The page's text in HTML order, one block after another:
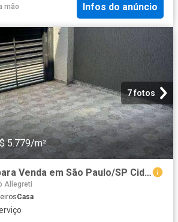
mão Infos do anúncio
7 fotos
5.779/m²
Casa / Sobrado para Venda em São Paulo/SP Cidade Nitro Operária 2 Quartos
Allegreti
Casa